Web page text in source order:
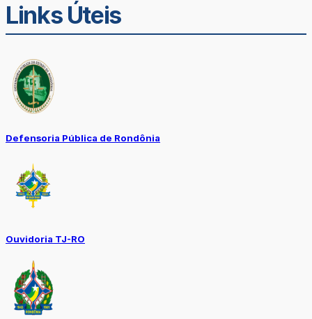
Links Úteis
Defensoria Pública de Rondônia
Ouvidoria TJ-RO